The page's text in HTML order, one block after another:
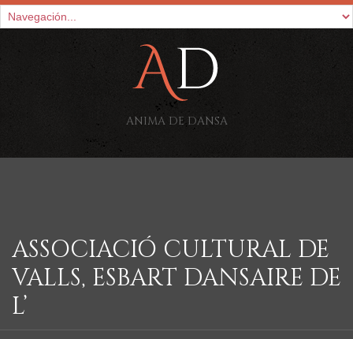
ANIMA DE DANSA
ASSOCIACIÓ CULTURAL DE
VALLS, ESBART DANSAIRE DE
L’